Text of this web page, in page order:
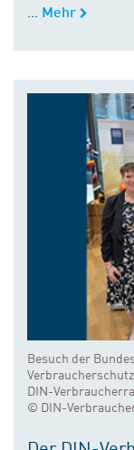
Mehr
Besuch der
DIN-
© DIN-